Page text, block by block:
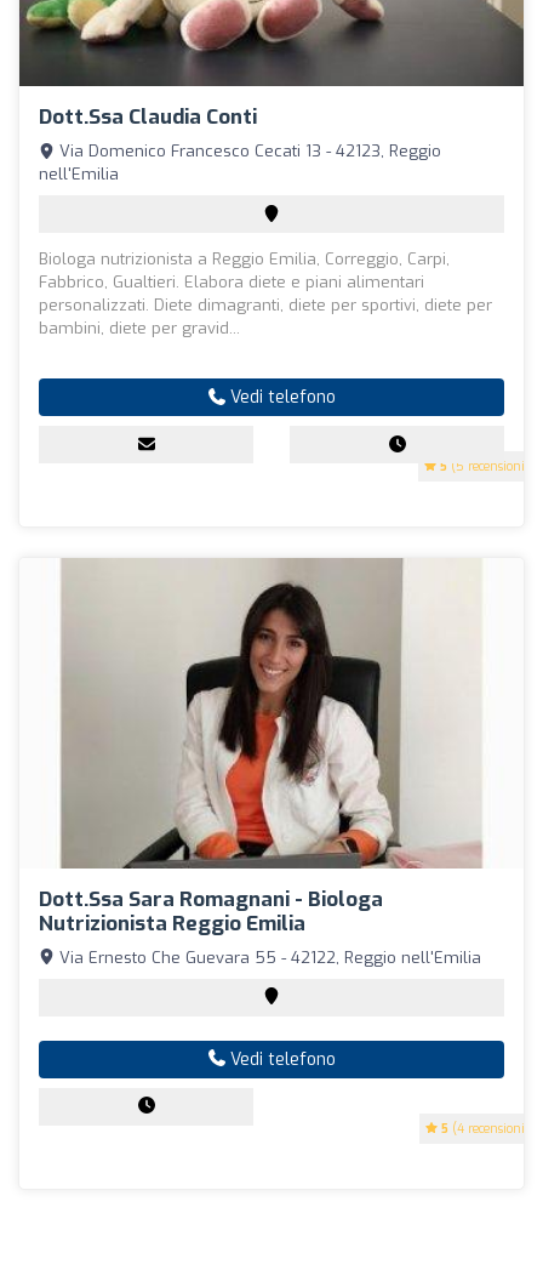
Dott.ssa Claudia Conti
5 (5 recensioni)
Via Domenico Francesco Cecati 13 - 42123, Reggio
nell'Emilia
Biologa nutrizionista a Reggio Emilia, Correggio, Carpi,
Fabbrico, Gualtieri. Elabora diete e piani alimentari
personalizzati. Diete dimagranti, diete per sportivi, diete per
bambini, diete per gravid...
Vedi telefono
Dott.ssa Sara Romagnani - Biologa
Nutrizionista Reggio Emilia
5 (4 recensioni)
Via Ernesto Che Guevara 55 - 42122, Reggio nell'Emilia
Vedi telefono